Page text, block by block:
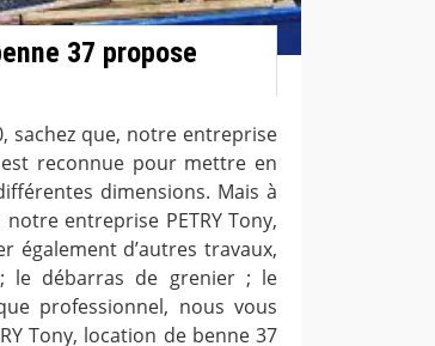
37 propose
sachez que, notre entreprise
est reconnue pour mettre en
dimensions. Mais à
entreprise PETRY Tony,
également d’autres travaux,
le débarras de grenier ; le
professionnel, nous vous
Tony, location de benne 37